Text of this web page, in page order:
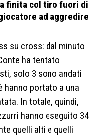
finita col tiro fuori di
ad aggredire
su cross: dal minuto
ha tentato
solo 3 sono andati
hanno portato a una
In totale, quindi,
hanno eseguito 34
quelli alti e quelli